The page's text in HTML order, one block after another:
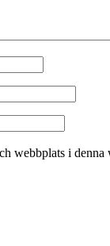
webbplats i